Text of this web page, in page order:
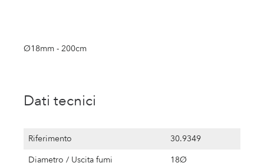
Ø18mm - 200cm
Dati tecnici
Riferimento
30.9349
Diametro / Uscita fumi
18Ø